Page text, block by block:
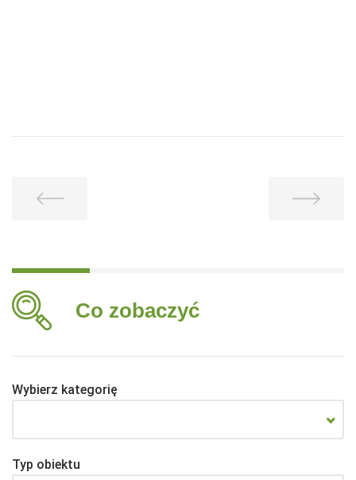
Co zobaczyć
Wybierz kategorię
Typ obiektu